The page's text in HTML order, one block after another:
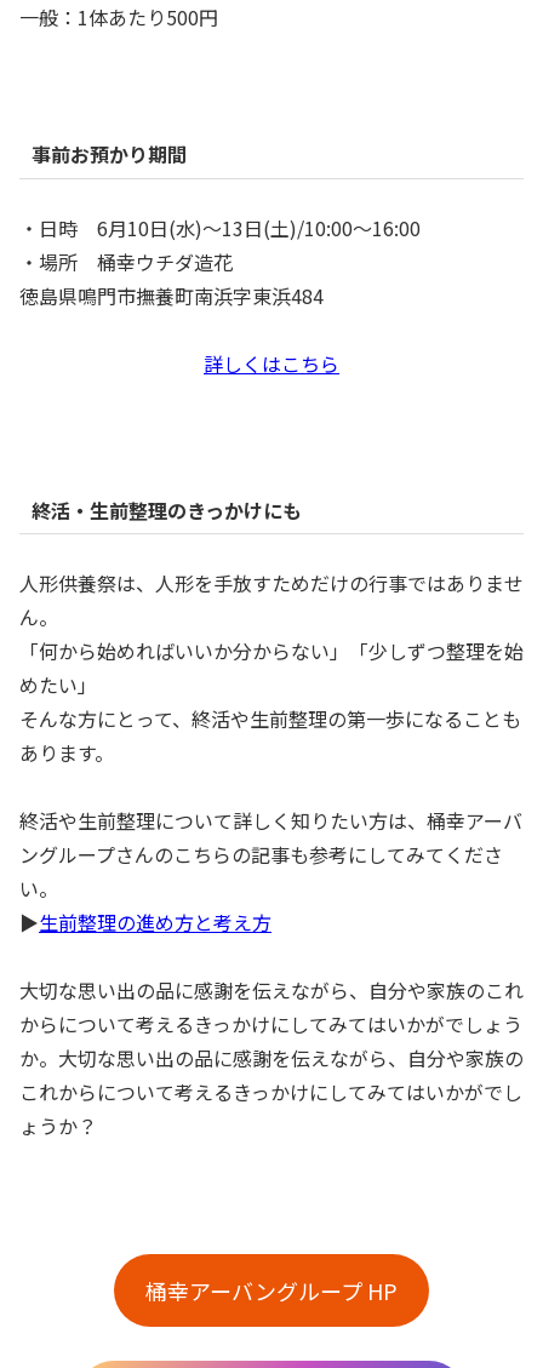
一般：1体あたり500円
事前お預かり期間
・日時 6月10日(水)～13日(土)/10:00～16:00
・場所 桶幸ウチダ造花
徳島県鳴門市撫養町南浜字東浜484
詳しくはこちら
終活・生前整理のきっかけにも
人形供養祭は、人形を手放すためだけの行事ではありませ
ん。
「何から始めればいいか分からない」「少しずつ整理を始
めたい」
そんな方にとって、終活や生前整理の第一歩になることも
あります。
終活や生前整理について詳しく知りたい方は、桶幸アーバ
ングループさんのこちらの記事も参考にしてみてくださ
い。
▶生前整理の進め方と考え方
大切な思い出の品に感謝を伝えながら、自分や家族のこれ
からについて考えるきっかけにしてみてはいかがでしょう
か。大切な思い出の品に感謝を伝えながら、自分や家族の
これからについて考えるきっかけにしてみてはいかがでし
ょうか？
桶幸アーバングループ HP